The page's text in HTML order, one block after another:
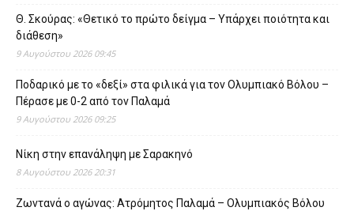
Θ. Σκούρας: «Θετικό το πρώτο δείγμα – Υπάρχει ποιότητα και
διάθεση»
9 Αυγούστου 2026 09:45
Ποδαρικό με το «δεξί» στα φιλικά για τον Ολυμπιακό Βόλου –
Πέρασε με 0-2 από τον Παλαμά
9 Αυγούστου 2026 09:25
Νίκη στην επανάληψη με Σαρακηνό
8 Αυγούστου 2026 20:31
Ζωντανά ο αγώνας: Ατρόμητος Παλαμά – Ολυμπιακός Βόλου